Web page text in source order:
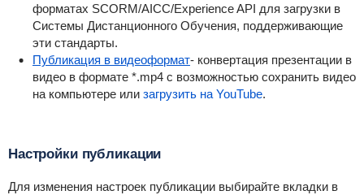
форматах SCORM/AICC/Experience API для загрузки в
Системы Дистанционного Обучения, поддерживающие
эти стандарты.
Публикация в видеоформат- конвертация презентации в
видео в формате *.mp4 с возможностью сохранить видео
на компьютере или загрузить на YouTube.
Настройки публикации
Для изменения настроек публикации выбирайте вкладки в